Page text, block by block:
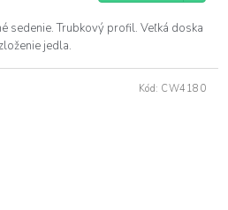
sedenie. Trubkový profil. Veľká doska
jedla.
Kód: CW4180